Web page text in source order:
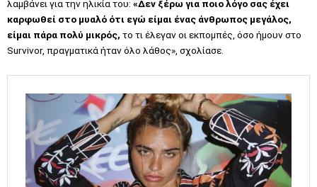
λαμβάνει για την ηλικία του: «Δεν ξέρω για ποιο λόγο σας έχει
καρφωθεί στο μυαλό ότι εγώ είμαι ένας άνθρωπος μεγάλος,
είμαι πάρα πολύ μικρός, το τι έλεγαν οι εκπομπές, όσο ήμουν στο
Survivor, πραγματικά ήταν όλο λάθος», σχολίασε.